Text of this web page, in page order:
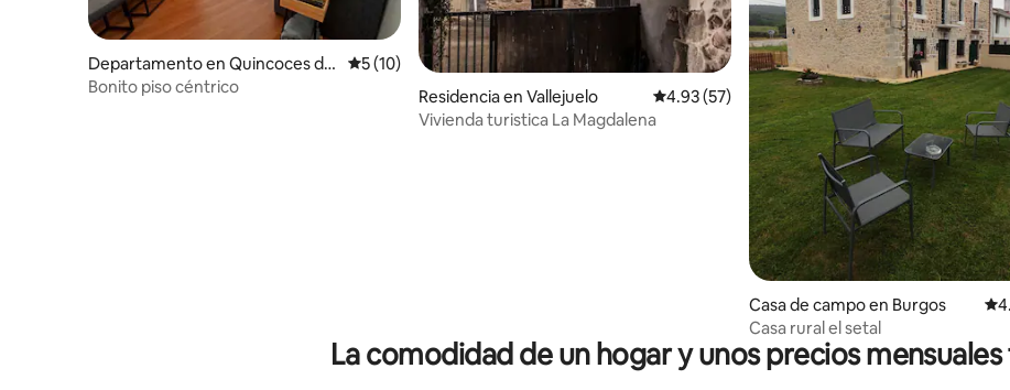
Departamento en Quincoces de
Yuso
Calificación promedio: 5 de 5; 10 evaluaciones
5 (10)
Bonito piso céntrico
Residencia en Vallejuelo Calificación promedio: 4.93 de 5; 57
4.93 (57)
Vivienda turistica La Magdalena
Casa de campo en Burgos
Casa rural el setal
La comodidad de un hogar y unos precios